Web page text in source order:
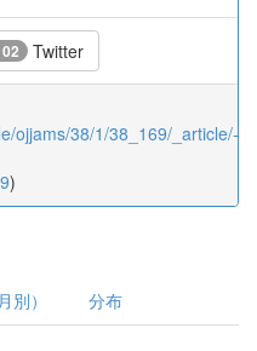
Twitter
ojjams/38/1/38_169/_article/-
)
別） 分布